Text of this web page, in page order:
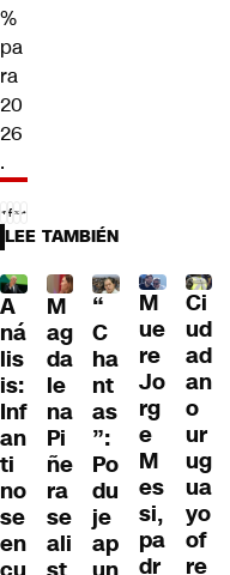
%
pa
ra
20
26
.
LEE TAMBIÉN
A
ná
lis
is:
Inf
an
ti
no
se
en
M
ag
da
le
na
Pi
ñe
ra
se
ali
“
C
ha
nt
as
”:
Po
du
je
ap
M
ue
re
Jo
rg
e
M
es
si,
pa
dr
Ci
ud
ad
an
o
ur
ug
ua
yo
of
re